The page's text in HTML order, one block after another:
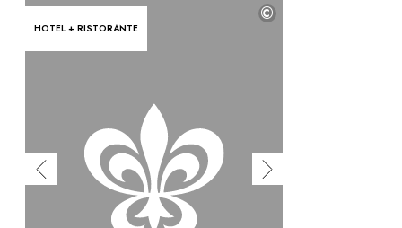
HOTEL + RISTORANTE
©